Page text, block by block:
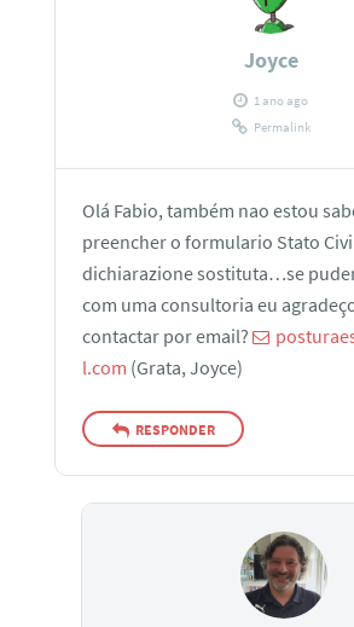
Joyce
1 ano ago
Permalink
Olá Fabio, também nao estou
preencher o formulario Stato
dichiarazione sostituta…se
com uma consultoria eu
contactar por email?
l.com (Grata, Joyce)
RESPONDER